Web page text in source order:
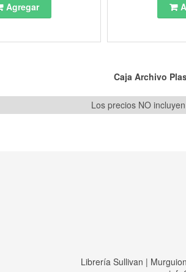
Agregar
Caja Archivo
Los precios NO
Librería Sullivan |